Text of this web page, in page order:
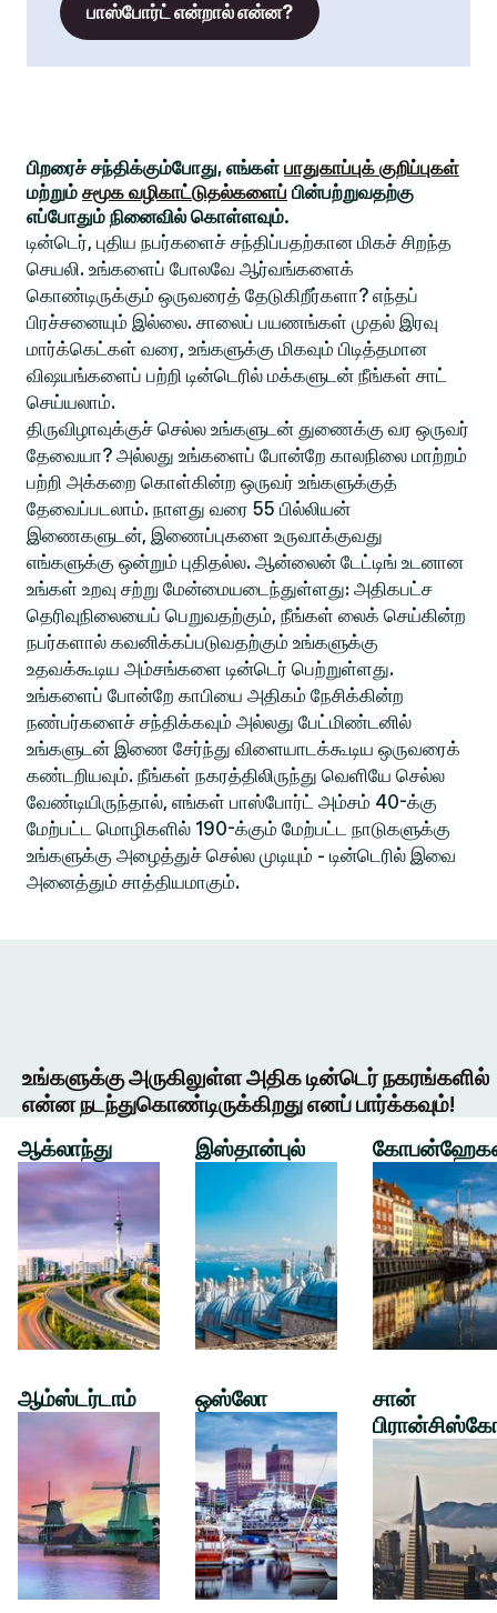
பாஸ்போர்ட் என்றால் என்ன?
பிறரைச் சந்திக்கும்போது, எங்கள் பாதுகாப்புக் குறிப்புகள்
மற்றும் சமூக வழிகாட்டுதல்களைப் பின்பற்றுவதற்கு
எப்போதும் நினைவில் கொள்ளவும்.
டின்டெர், புதிய நபர்களைச் சந்திப்பதற்கான மிகச் சிறந்த
செயலி. உங்களைப் போலவே ஆர்வங்களைக்
கொண்டிருக்கும் ஒருவரைத் தேடுகிறீர்களா? எந்தப்
பிரச்சனையும் இல்லை. சாலைப் பயணங்கள் முதல் இரவு
மார்க்கெட்கள் வரை, உங்களுக்கு மிகவும் பிடித்தமான
விஷயங்களைப் பற்றி டின்டெரில் மக்களுடன் நீங்கள் சாட்
செய்யலாம்.
திருவிழாவுக்குச் செல்ல உங்களுடன் துணைக்கு வர ஒருவர்
தேவையா? அல்லது உங்களைப் போன்றே காலநிலை மாற்றம்
பற்றி அக்கறை கொள்கின்ற ஒருவர் உங்களுக்குத்
தேவைப்படலாம். நாளது வரை 55 பில்லியன்
இணைகளுடன், இணைப்புகளை உருவாக்குவது
எங்களுக்கு ஒன்றும் புதிதல்ல. ஆன்லைன் டேட்டிங் உடனான
உங்கள் உறவு சற்று மேன்மையடைந்துள்ளது: அதிகபட்ச
தெரிவுநிலையைப் பெறுவதற்கும், நீங்கள் லைக் செய்கின்ற
நபர்களால் கவனிக்கப்படுவதற்கும் உங்களுக்கு
உதவக்கூடிய அம்சங்களை டின்டெர் பெற்றுள்ளது.
உங்களைப் போன்றே காபியை அதிகம் நேசிக்கின்ற
நண்பர்களைச் சந்திக்கவும் அல்லது பேட்மிண்டனில்
உங்களுடன் இணை சேர்ந்து விளையாடக்கூடிய ஒருவரைக்
கண்டறியவும். நீங்கள் நகரத்திலிருந்து வெளியே செல்ல
வேண்டியிருந்தால், எங்கள் பாஸ்போர்ட் அம்சம் 40-க்கு
மேற்பட்ட மொழிகளில் 190-க்கும் மேற்பட்ட நாடுகளுக்கு
உங்களுக்கு அழைத்துச் செல்ல முடியும் - டின்டெரில் இவை
அனைத்தும் சாத்தியமாகும்.
உங்களுக்கு அருகிலுள்ள அதிக டின்டெர் நகரங்களில்
என்ன நடந்துகொண்டிருக்கிறது எனப் பார்க்கவும்!
ஆக்லாந்து
ஆம்ஸ்டர்டாம்
இஸ்தான்புல்
ஒஸ்லோ
சான்